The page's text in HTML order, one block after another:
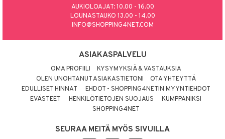
AUKIOLOAJAT: 10.00 - 16.00
LOUNASTAUKO 13.00 - 14.00
INFO@SHOPPING4NET.COM
ASIAKASPALVELU
OMA PROFIILI
KYSYMYKSIÄ & VASTAUKSIA
OLEN UNOHTANUT ASIAKASTIETONI
OTA YHTEYTTÄ
EDULLISET HINNAT
EHDOT - SHOPPING4NETIN MYYNTIEHDOT
EVÄSTEET
HENKILÖTIETOJEN SUOJAUS
KUMPPANIKSI
SHOPPING4NET
SEURAA MEITÄ MYÖS SIVUILLA